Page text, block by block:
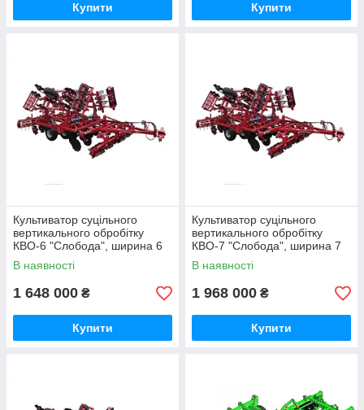
Купити Купити
Культиватор суцільного
вертикального обробітку
КВО-6 "Слобода", ширина 6
м
В наявності
1 648 000 ₴
Купити
Культиватор суцільного
вертикального обробітку
КВО-7 "Слобода", ширина 7
м
В наявності
1 968 000 ₴
Купити